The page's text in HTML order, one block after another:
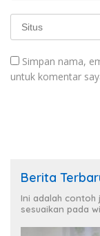
Simpan nama,
untuk komentar
Berita
Ini adalah contoh
sesuaikan pada